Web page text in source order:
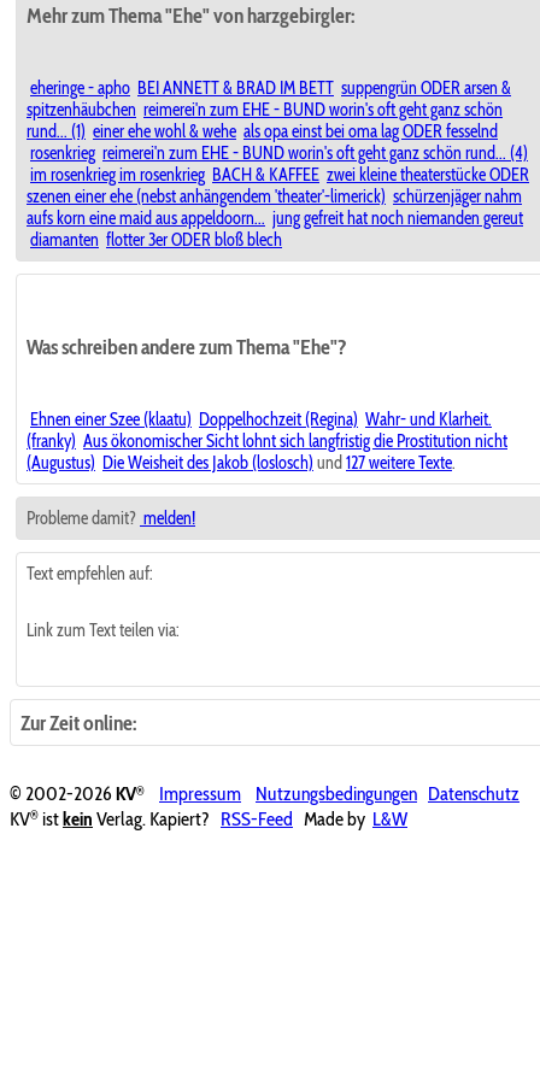
Mehr zum Thema "Ehe" von harzgebirgler:
eheringe - apho BEI ANNETT & BRAD IM BETT suppengrün ODER arsen &
spitzenhäubchen reimerei'n zum EHE - BUND worin's oft geht ganz schön
rund... (1) einer ehe wohl & wehe als opa einst bei oma lag ODER fesselnd
rosenkrieg reimerei'n zum EHE - BUND worin's oft geht ganz schön rund... (4)
im rosenkrieg im rosenkrieg BACH & KAFFEE zwei kleine theaterstücke ODER
szenen einer ehe (nebst anhängendem 'theater'-limerick) schürzenjäger nahm
aufs korn eine maid aus appeldoorn... jung gefreit hat noch niemanden gereut
diamanten flotter 3er ODER bloß blech
Was schreiben andere zum Thema "Ehe"?
Ehnen einer Szee (klaatu) Doppelhochzeit (Regina) Wahr- und Klarheit.
(franky) Aus ökonomischer Sicht lohnt sich langfristig die Prostitution nicht
(Augustus) Die Weisheit des Jakob (loslosch) und 127 weitere Texte.
Probleme damit? melden!
Text empfehlen auf:
Link zum Text teilen via:
Zur Zeit online:
© 2002-2026KV® Impressum Nutzungsbedingungen Datenschutz
KV® ist kein Verlag. Kapiert? RSS-Feed Made by L&W